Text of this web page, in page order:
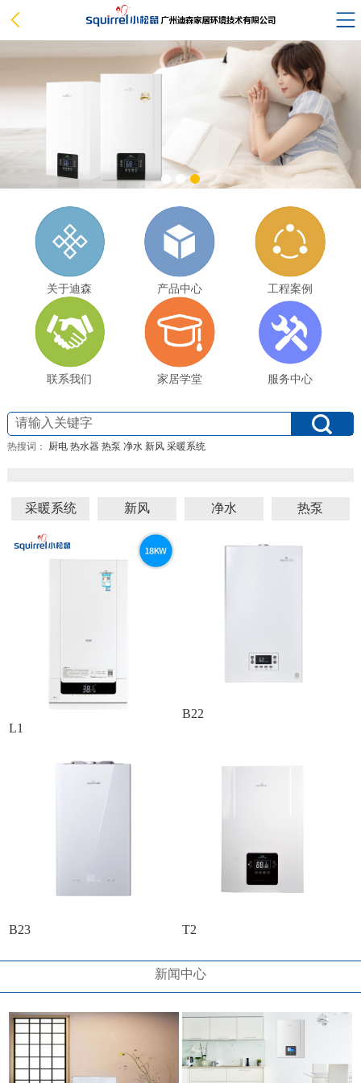
关于迪森 产品中心 工程案例
联系我们 家居学堂 服务中心
热搜词： 厨电 热水器 热泵 净水 新风 采暖系统
采暖系统 新风 净水 热泵
L1
B22
B23 T2
新闻中心